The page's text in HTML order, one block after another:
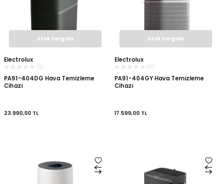
Stok Sorgula
Electrolux
(0)
PA91-404DG Hava Temizleme
Cihazı
23.990,00 TL
Stok Sorgula
Electrolux
(0)
PA91-404GY Hava Temizleme
Cihazı
17.599,00 TL